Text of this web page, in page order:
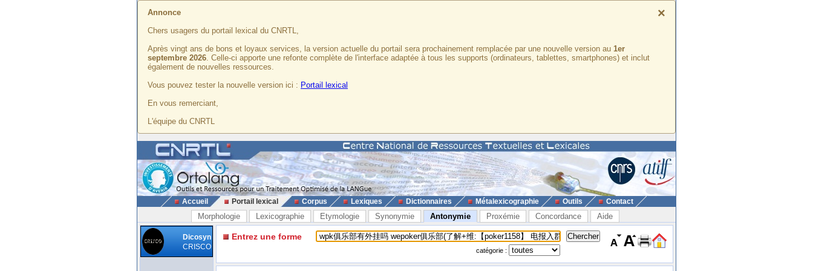
×
Annonce
Chers usagers du portail lexical du CNRTL,
Après vingt ans de bons et loyaux services, la version actuelle du portail sera prochainement remplacée par une nouvelle version au 1er
septembre 2026. Celle-ci apporte une refonte complète de l'interface adaptée à tous les supports (ordinateurs, tablettes, smartphones) et inclut
également de nouvelles ressources.
Vous pouvez tester la nouvelle version ici : Portail lexical
En vous remerciant,
L'équipe du CNRTL
Accueil Portail lexical Corpus Lexiques Dictionnaires Métalexicographie Outils Contact
Morphologie Lexicographie Etymologie Synonymie Antonymie Proxémie Concordance Aide
Dicosyn
CRISCO
Entrez une forme
catégorie :